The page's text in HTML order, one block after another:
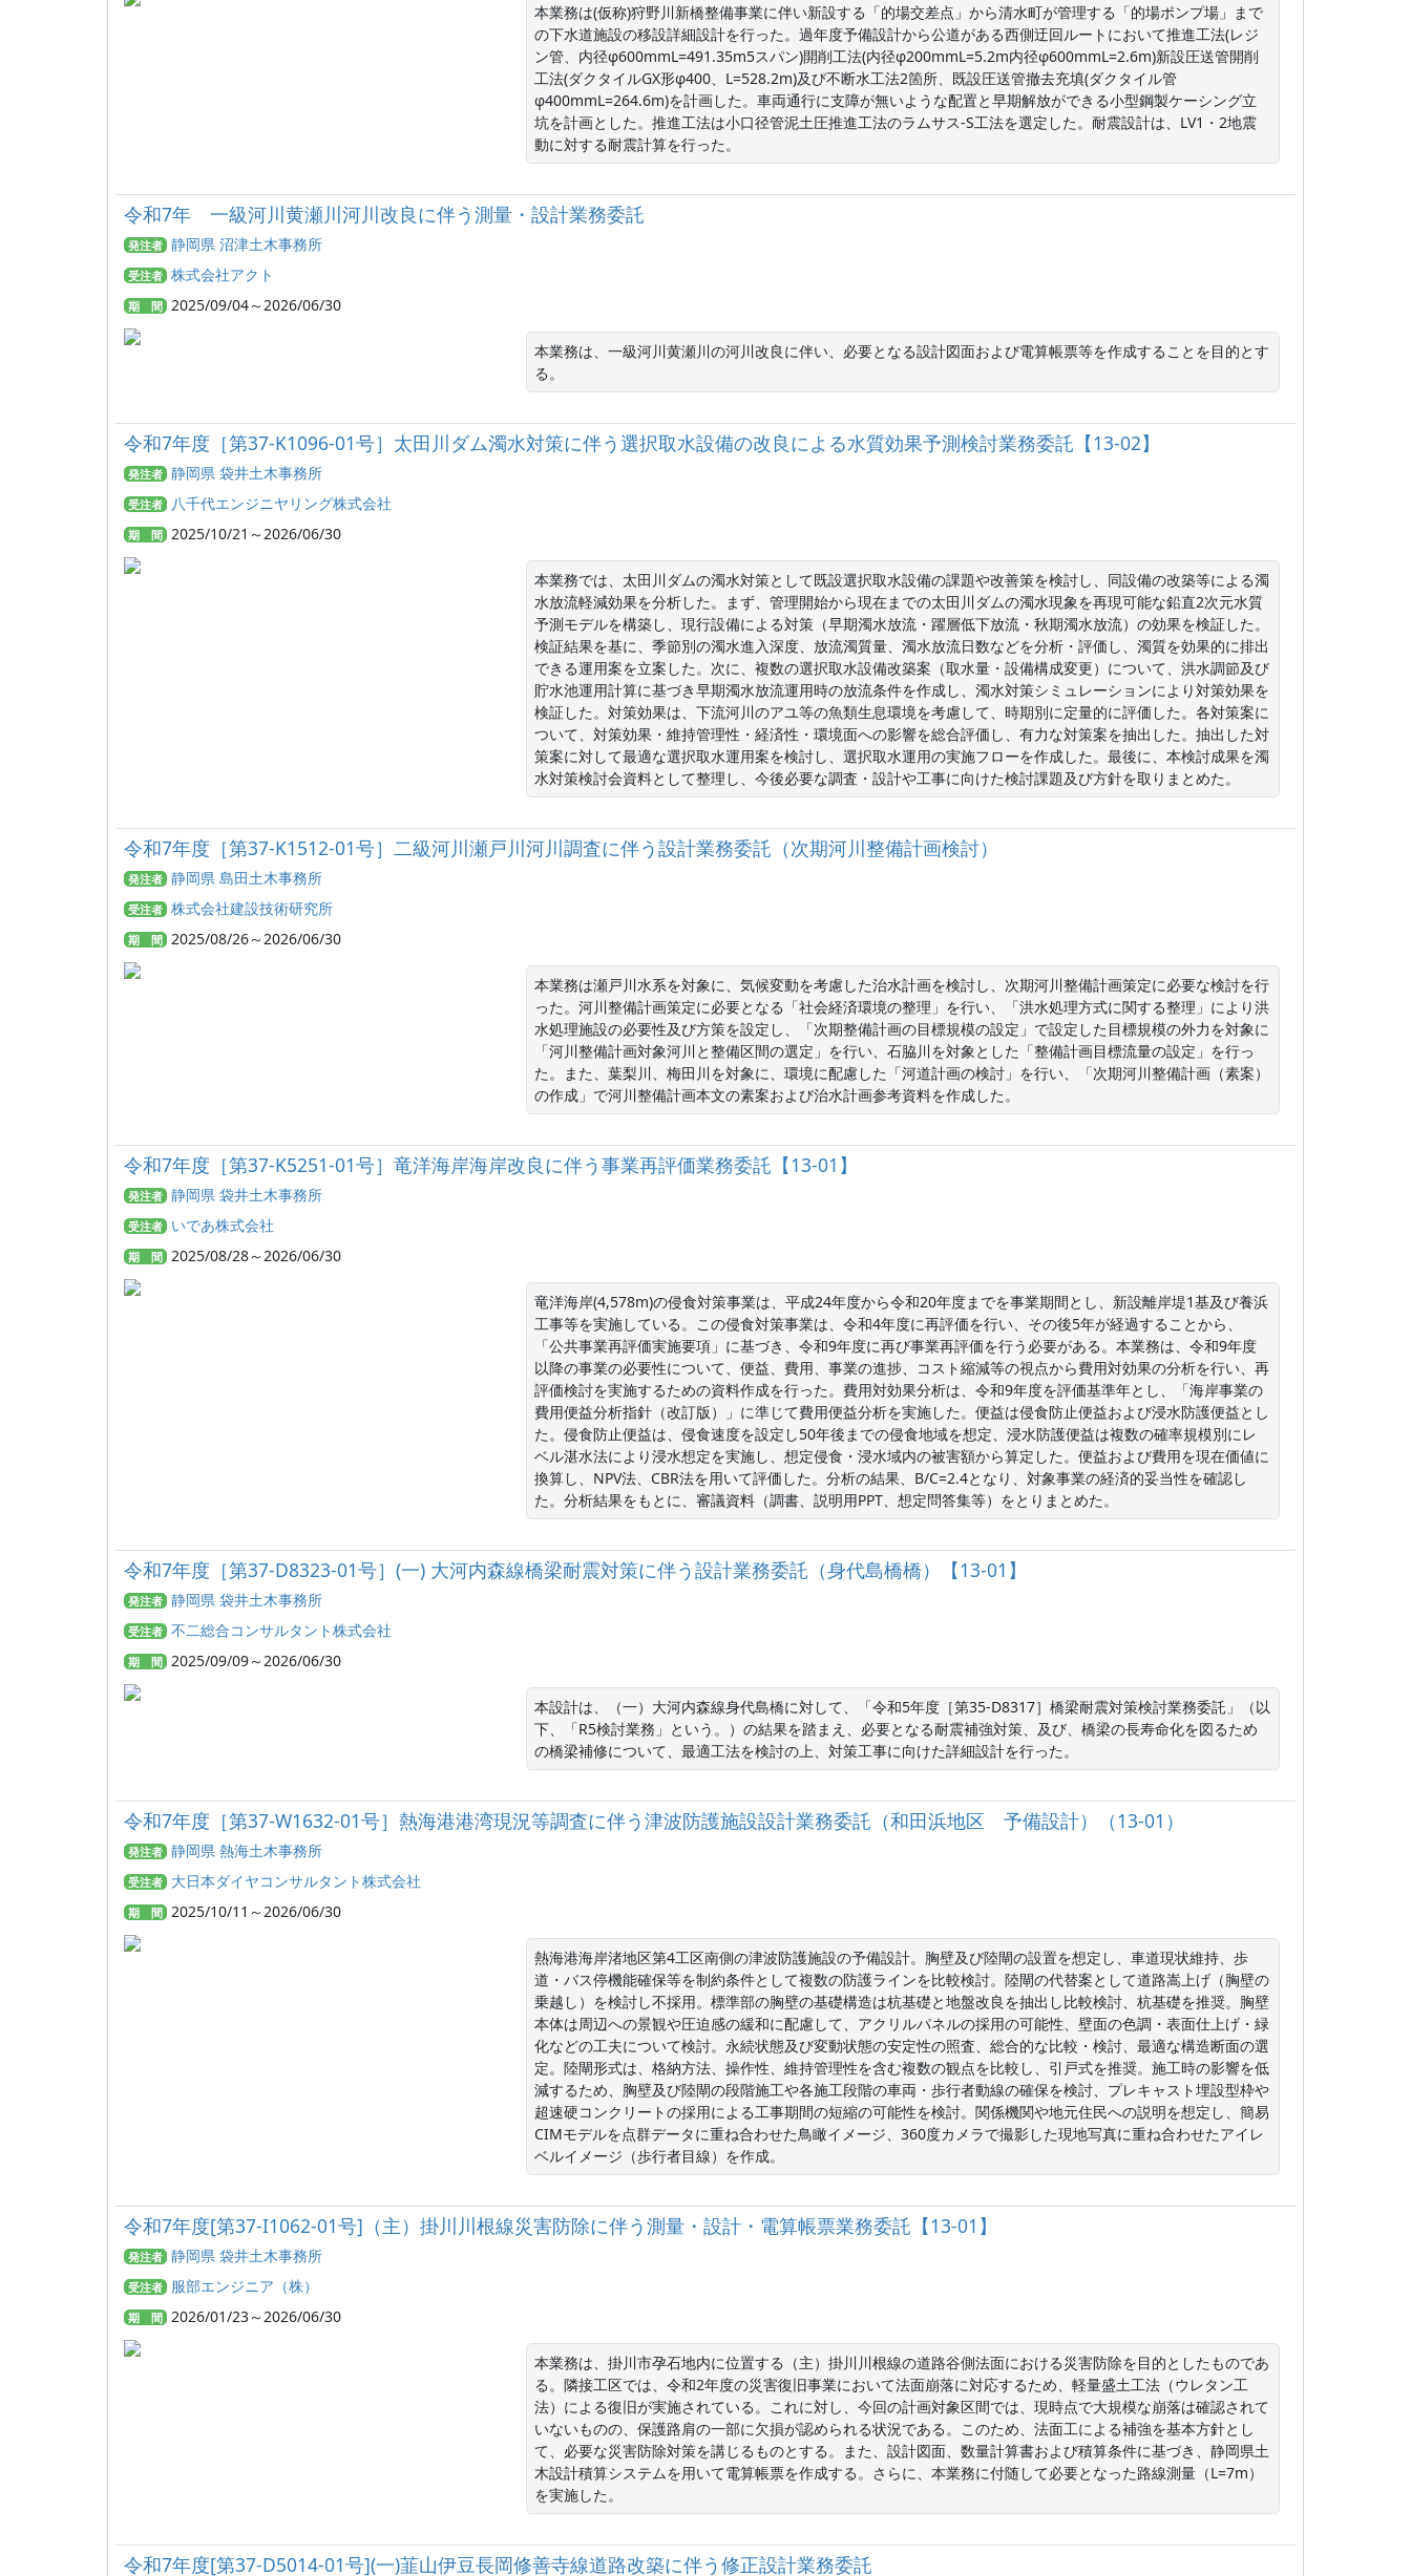
本業務は(仮称)狩野川新橋整備事業に伴い新設する「的場交差点」から清水町が管理する「的場ポンプ場」まで
の下水道施設の移設詳細設計を行った。過年度予備設計から公道がある西側迂回ルートにおいて推進工法(レジ
ン管、内径φ600mmL=491.35m5スパン)開削工法(内径φ200mmL=5.2m内径φ600mmL=2.6m)新設圧送管開削
工法(ダクタイルGX形φ400、L=528.2m)及び不断水工法2箇所、既設圧送管撤去充填(ダクタイル管
φ400mmL=264.6m)を計画した。車両通行に支障が無いような配置と早期解放ができる小型鋼製ケーシング立
坑を計画とした。推進工法は小口径管泥土圧推進工法のラムサス-S工法を選定した。耐震設計は、LV1・2地震
動に対する耐震計算を行った。
令和7年 一級河川黄瀬川河川改良に伴う測量・設計業務委託
発注者 静岡県 沼津土木事務所
受注者 株式会社アクト
期 間 2025/09/04～2026/06/30
本業務は、一級河川黄瀬川の河川改良に伴い、必要となる設計図面および電算帳票等を作成することを目的とす
る。
令和7年度［第37-K1096-01号］太田川ダム濁水対策に伴う選択取水設備の改良による水質効果予測検討業務委託【13-02】
発注者 静岡県 袋井土木事務所
受注者 八千代エンジニヤリング株式会社
期 間 2025/10/21～2026/06/30
本業務では、太田川ダムの濁水対策として既設選択取水設備の課題や改善策を検討し、同設備の改築等による濁
水放流軽減効果を分析した。まず、管理開始から現在までの太田川ダムの濁水現象を再現可能な鉛直2次元水質
予測モデルを構築し、現行設備による対策（早期濁水放流・躍層低下放流・秋期濁水放流）の効果を検証した。
検証結果を基に、季節別の濁水進入深度、放流濁質量、濁水放流日数などを分析・評価し、濁質を効果的に排出
できる運用案を立案した。次に、複数の選択取水設備改築案（取水量・設備構成変更）について、洪水調節及び
貯水池運用計算に基づき早期濁水放流運用時の放流条件を作成し、濁水対策シミュレーションにより対策効果を
検証した。対策効果は、下流河川のアユ等の魚類生息環境を考慮して、時期別に定量的に評価した。各対策案に
ついて、対策効果・維持管理性・経済性・環境面への影響を総合評価し、有力な対策案を抽出した。抽出した対
策案に対して最適な選択取水運用案を検討し、選択取水運用の実施フローを作成した。最後に、本検討成果を濁
水対策検討会資料として整理し、今後必要な調査・設計や工事に向けた検討課題及び方針を取りまとめた。
令和7年度［第37-K1512-01号］二級河川瀬戸川河川調査に伴う設計業務委託（次期河川整備計画検討）
発注者 静岡県 島田土木事務所
受注者 株式会社建設技術研究所
期 間 2025/08/26～2026/06/30
本業務は瀬戸川水系を対象に、気候変動を考慮した治水計画を検討し、次期河川整備計画策定に必要な検討を行
った。河川整備計画策定に必要となる「社会経済環境の整理」を行い、「洪水処理方式に関する整理」により洪
水処理施設の必要性及び方策を設定し、「次期整備計画の目標規模の設定」で設定した目標規模の外力を対象に
「河川整備計画対象河川と整備区間の選定」を行い、石脇川を対象とした「整備計画目標流量の設定」を行っ
た。また、葉梨川、梅田川を対象に、環境に配慮した「河道計画の検討」を行い、「次期河川整備計画（素案）
の作成」で河川整備計画本文の素案および治水計画参考資料を作成した。
令和7年度［第37-K5251-01号］竜洋海岸海岸改良に伴う事業再評価業務委託【13-01】
発注者 静岡県 袋井土木事務所
受注者 いであ株式会社
期 間 2025/08/28～2026/06/30
竜洋海岸(4,578m)の侵食対策事業は、平成24年度から令和20年度までを事業期間とし、新設離岸堤1基及び養浜
工事等を実施している。この侵食対策事業は、令和4年度に再評価を行い、その後5年が経過することから、
「公共事業再評価実施要項」に基づき、令和9年度に再び事業再評価を行う必要がある。本業務は、令和9年度
以降の事業の必要性について、便益、費用、事業の進捗、コスト縮減等の視点から費用対効果の分析を行い、再
評価検討を実施するための資料作成を行った。費用対効果分析は、令和9年度を評価基準年とし、「海岸事業の
費用便益分析指針（改訂版）」に準じて費用便益分析を実施した。便益は侵食防止便益および浸水防護便益とし
た。侵食防止便益は、侵食速度を設定し50年後までの侵食地域を想定、浸水防護便益は複数の確率規模別にレ
ベル湛水法により浸水想定を実施し、想定侵食・浸水域内の被害額から算定した。便益および費用を現在価値に
換算し、NPV法、CBR法を用いて評価した。分析の結果、B/C=2.4となり、対象事業の経済的妥当性を確認し
た。分析結果をもとに、審議資料（調書、説明用PPT、想定問答集等）をとりまとめた。
令和7年度［第37-D8323-01号］(一) 大河内森線橋梁耐震対策に伴う設計業務委託（身代島橋橋）【13-01】
発注者 静岡県 袋井土木事務所
受注者 不二総合コンサルタント株式会社
期 間 2025/09/09～2026/06/30
本設計は、（一）大河内森線身代島橋に対して、「令和5年度［第35-D8317］橋梁耐震対策検討業務委託」（以
下、「R5検討業務」という。）の結果を踏まえ、必要となる耐震補強対策、及び、橋梁の長寿命化を図るため
の橋梁補修について、最適工法を検討の上、対策工事に向けた詳細設計を行った。
令和7年度［第37‐W1632‐01号］熱海港港湾現況等調査に伴う津波防護施設設計業務委託（和田浜地区 予備設計）（13-01）
発注者 静岡県 熱海土木事務所
受注者 大日本ダイヤコンサルタント株式会社
期 間 2025/10/11～2026/06/30
熱海港海岸渚地区第4工区南側の津波防護施設の予備設計。胸壁及び陸閘の設置を想定し、車道現状維持、歩
道・バス停機能確保等を制約条件として複数の防護ラインを比較検討。陸閘の代替案として道路嵩上げ（胸壁の
乗越し）を検討し不採用。標準部の胸壁の基礎構造は杭基礎と地盤改良を抽出し比較検討、杭基礎を推奨。胸壁
本体は周辺への景観や圧迫感の緩和に配慮して、アクリルパネルの採用の可能性、壁面の色調・表面仕上げ・緑
化などの工夫について検討。永続状態及び変動状態の安定性の照査、総合的な比較・検討、最適な構造断面の選
定。陸閘形式は、格納方法、操作性、維持管理性を含む複数の観点を比較し、引戸式を推奨。施工時の影響を低
減するため、胸壁及び陸閘の段階施工や各施工段階の車両・歩行者動線の確保を検討、プレキャスト埋設型枠や
超速硬コンクリートの採用による工事期間の短縮の可能性を検討。関係機関や地元住民への説明を想定し、簡易
CIMモデルを点群データに重ね合わせた鳥瞰イメージ、360度カメラで撮影した現地写真に重ね合わせたアイレ
ベルイメージ（歩行者目線）を作成。
令和7年度[第37-I1062-01号]（主）掛川川根線災害防除に伴う測量・設計・電算帳票業務委託【13-01】
発注者 静岡県 袋井土木事務所
受注者 服部エンジニア（株）
期 間 2026/01/23～2026/06/30
本業務は、掛川市孕石地内に位置する（主）掛川川根線の道路谷側法面における災害防除を目的としたものであ
る。隣接工区では、令和2年度の災害復旧事業において法面崩落に対応するため、軽量盛土工法（ウレタン工
法）による復旧が実施されている。これに対し、今回の計画対象区間では、現時点で大規模な崩落は確認されて
いないものの、保護路肩の一部に欠損が認められる状況である。このため、法面工による補強を基本方針とし
て、必要な災害防除対策を講じるものとする。また、設計図面、数量計算書および積算条件に基づき、静岡県土
木設計積算システムを用いて電算帳票を作成する。さらに、本業務に付随して必要となった路線測量（L=7m）
を実施した。
令和7年度[第37-D5014-01号](一)韮山伊豆長岡修善寺線道路改築に伴う修正設計業務委託